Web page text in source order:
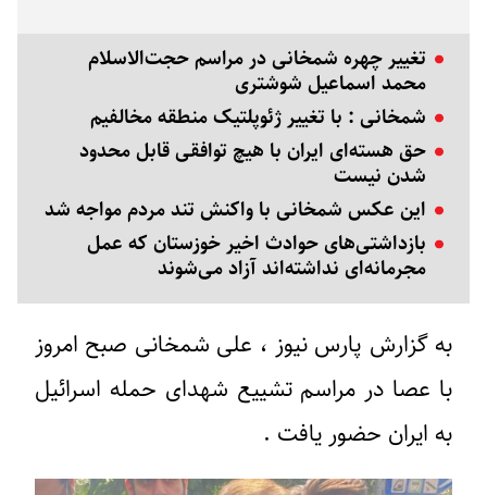
تغییر چهره شمخانی در مراسم حجت‌الاسلام
محمد اسماعیل شوشتری
شمخانی : با تغییر ژئوپلتیک منطقه مخالفیم
حق هسته‌ای ایران با هیچ توافقی قابل محدود
شدن نیست
این عکس شمخانی با واکنش تند مردم مواجه شد
بازداشتی‌های حوادث اخیر خوزستان که عمل
مجرمانه‌ای نداشته‌اند آزاد می‌شوند
به گزارش پارس نیوز ،‌ علی شمخانی صبح امروز
با عصا در مراسم تشییع شهدای حمله اسرائیل
به ایران حضور یافت .